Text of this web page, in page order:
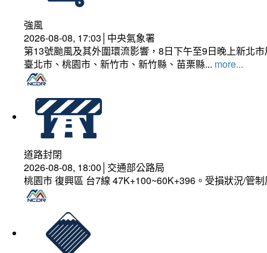
強風
2026-08-08, 17:03│中央氣象署
第13號颱風及其外圍環流影響，8日下午至9日晚上新北
臺北市、桃園市、新竹市、新竹縣、苗栗縣... more...
道路封閉
2026-08-08, 18:00│交通部公路局
桃園市 復興區 台7線 47K+100~60K+396。受損狀況/管